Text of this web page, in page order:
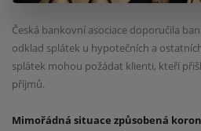
Česká bankovní asociace doporučila
odklad splátek u hypotečních a
splátek mohou požádat klienti, kteří
příjmů.
Mimořádná situace způsobená